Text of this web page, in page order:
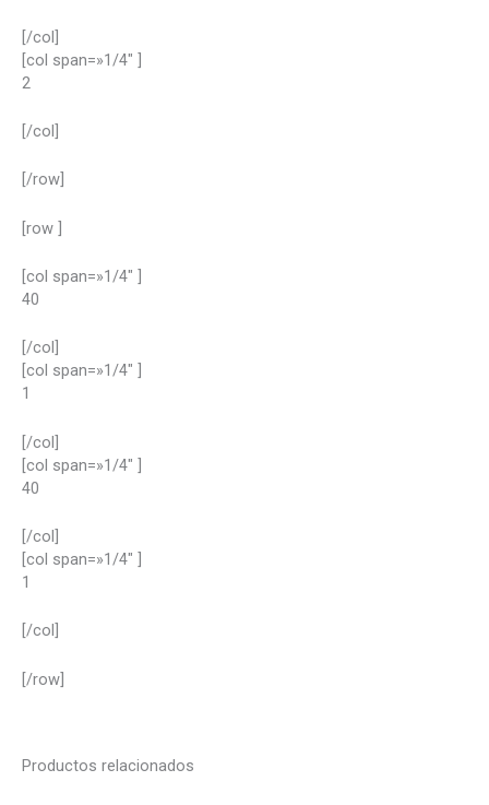
[/col]
[col span=»1/4″ ]
2
[/col]
[/row]
[row ]
[col span=»1/4″ ]
40
[/col]
[col span=»1/4″ ]
1
[/col]
[col span=»1/4″ ]
40
[/col]
[col span=»1/4″ ]
1
[/col]
[/row]
Productos relacionados